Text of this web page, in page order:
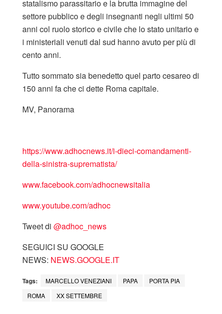
statalismo parassitario e la brutta immagine del
settore pubblico e degli insegnanti negli ultimi 50
anni col ruolo storico e civile che lo stato unitario e
i ministeriali venuti dal sud hanno avuto per più di
cento anni.
Tutto sommato sia benedetto quel parto cesareo di
150 anni fa che ci dette Roma capitale.
MV, Panorama
https://www.adhocnews.it/i-dieci-comandamenti-
della-sinistra-suprematista/
www.facebook.com/adhocnewsitalia
www.youtube.com/adhoc
Tweet di ‎@adhoc_news
SEGUICI SU GOOGLE
NEWS: NEWS.GOOGLE.IT
Tags: MARCELLO VENEZIANI PAPA
PORTA PIA
ROMA
XX SETTEMBRE